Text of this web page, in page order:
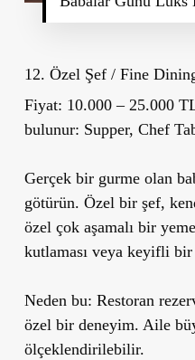
12. Özel Şef / Fine
Fiyat: 10.000 – 25.000
bulunur: Supper, Chef
Gerçek bir gurme olan
götürün. Özel bir şef,
özel çok aşamalı bir
kutlaması veya keyifli
Neden bu: Restoran
özel bir deneyim. Aile
ölçeklendirilebilir.